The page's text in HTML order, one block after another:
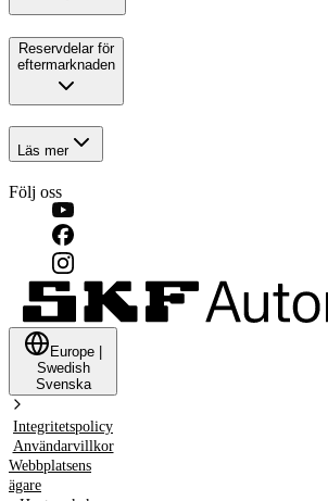
Reservdelar för
eftermarknaden
Läs mer
Följ oss
Europe
Swedish
Svenska
Integritetspolicy
Användarvillkor
Webbplatsens
ägare